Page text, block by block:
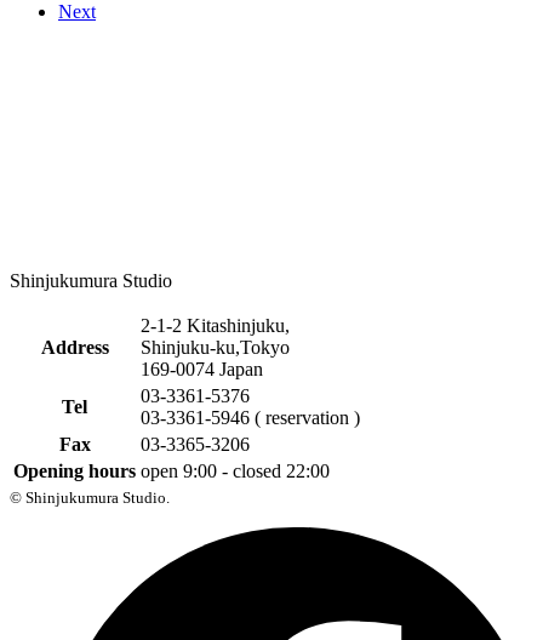
Next
Shinjukumura Studio
Address
2-1-2 Kitashinjuku,
Shinjuku-ku,Tokyo
169-0074 Japan
Tel
03-3361-5376
03-3361-5946 ( reservation )
Fax
03-3365-3206
Opening hours open 9:00 - closed 22:00
© Shinjukumura Studio.